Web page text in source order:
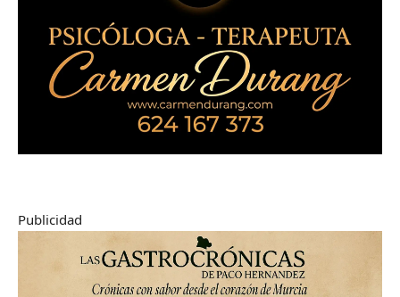
Publicidad